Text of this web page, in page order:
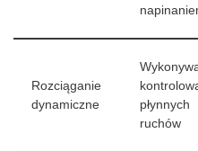
Rozciąganie
dynamiczne
płynnych
ruchów